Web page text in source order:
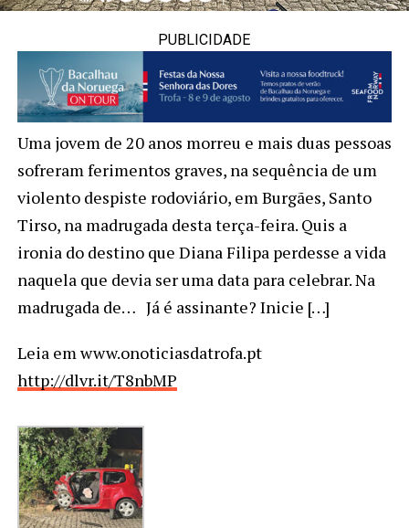
PUBLICIDADE
Uma jovem de 20 anos morreu e mais duas pessoas
sofreram ferimentos graves, na sequência de um
violento despiste rodoviário, em Burgães, Santo
Tirso, na madrugada desta terça-feira. Quis a
ironia do destino que Diana Filipa perdesse a vida
naquela que devia ser uma data para celebrar. Na
madrugada de… Já é assinante? Inicie […]
Leia em www.onoticiasdatrofa.pt
http://dlvr.it/T8nbMP